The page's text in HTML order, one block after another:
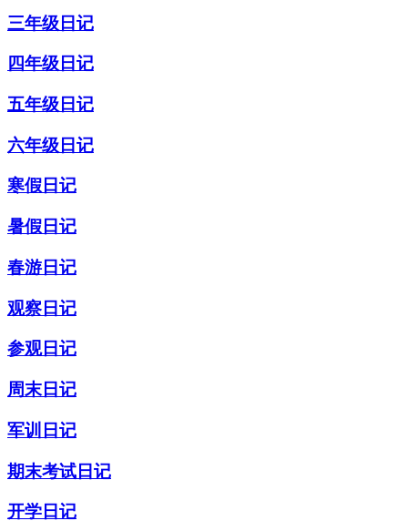
三年级日记
四年级日记
五年级日记
六年级日记
寒假日记
暑假日记
春游日记
观察日记
参观日记
周末日记
军训日记
期末考试日记
开学日记